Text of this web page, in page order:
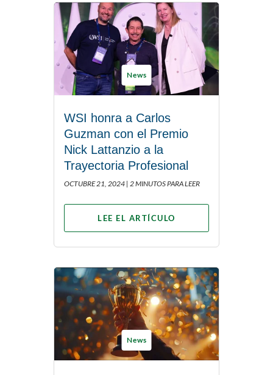
News
WSI honra a Carlos
Guzman con el Premio
Nick Lattanzio a la
Trayectoria Profesional
OCTUBRE 21, 2024 | 2 MINUTOS PARA LEER
LEE EL ARTÍCULO
News